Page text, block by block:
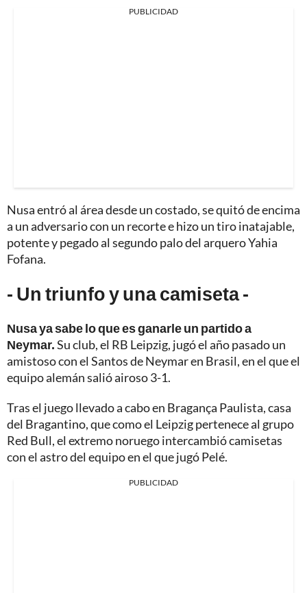
PUBLICIDAD
Nusa entró al área desde un costado, se quitó de encima
a un adversario con un recorte e hizo un tiro inatajable,
potente y pegado al segundo palo del arquero Yahia
Fofana.
- Un triunfo y una camiseta -
Nusa ya sabe lo que es ganarle un partido a
Neymar.Su club, el RB Leipzig, jugó el año pasado un
amistoso con el Santos de Neymar en Brasil, en el que el
equipo alemán salió airoso 3-1.
Tras el juego llevado a cabo en Bragança Paulista, casa
del Bragantino, que como el Leipzig pertenece al grupo
Red Bull, el extremo noruego intercambió camisetas
con el astro del equipo en el que jugó Pelé.
PUBLICIDAD